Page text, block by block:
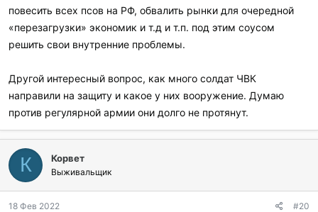
повесить всех псов на РФ, обвалить рынки для очередной
«перезагрузки» экономик и т.д и т.п. под этим соусом
решить свои внутренние проблемы.
Другой интересный вопрос, как много солдат ЧВК
направили на защиту и какое у них вооружение. Думаю
против регулярной армии они долго не протянут.
К Корвет
Выживальщик
18 Фев 2022 #20